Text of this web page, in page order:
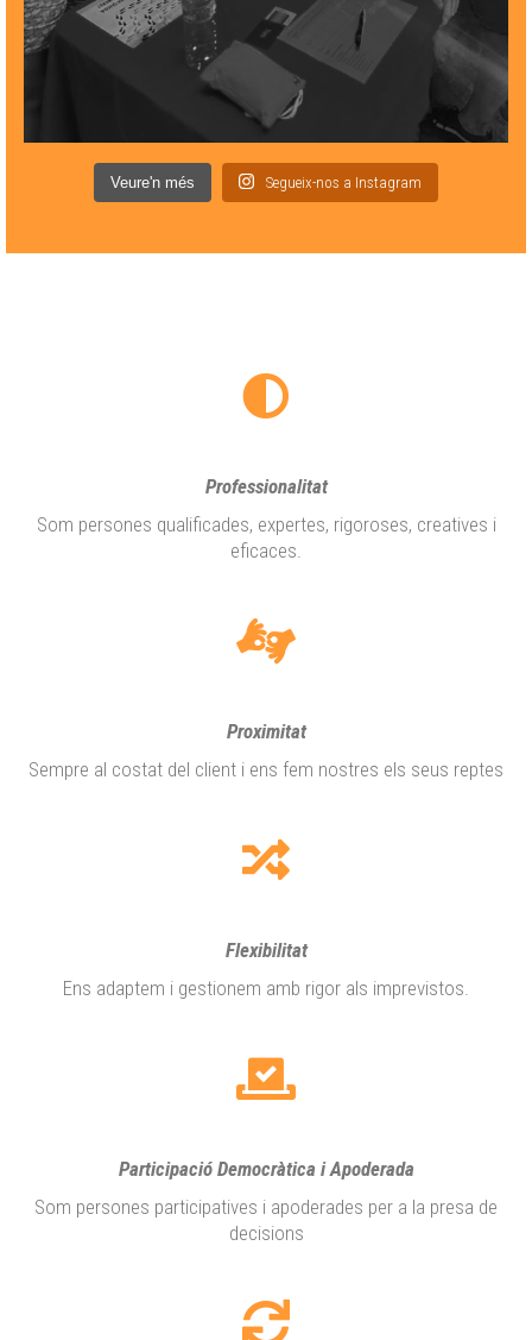
Veure'n més Segueix-nos a Instagram
Professionalitat
Som persones qualificades, expertes, rigoroses, creatives i
eficaces.
Proximitat
Sempre al costat del client i ens fem nostres els seus reptes
Flexibilitat
Ens adaptem i gestionem amb rigor als imprevistos.
Participació Democràtica i Apoderada
Som persones participatives i apoderades per a la presa de
decisions